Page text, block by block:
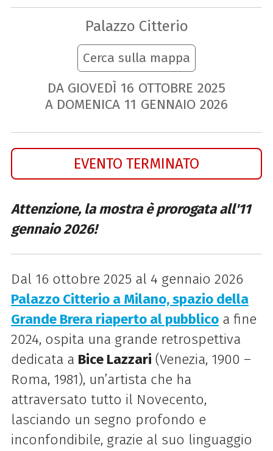
Palazzo Citterio
Cerca sulla mappa
DA GIOVEDÌ 16 OTTOBRE 2025
A DOMENICA 11 GENNAIO 2026
EVENTO TERMINATO
Attenzione, la mostra è prorogata all'11
gennaio 2026!
Dal 16 ottobre 2025 al 4 gennaio 2026
Palazzo Citterio a Milano, spazio della
Grande Brera riaperto al pubblicoa fine
2024, ospita una grande retrospettiva
dedicata a Bice Lazzari (Venezia, 1900 –
Roma, 1981), un’artista che ha
attraversato tutto il Novecento,
lasciando un segno profondo e
inconfondibile, grazie al suo linguaggio